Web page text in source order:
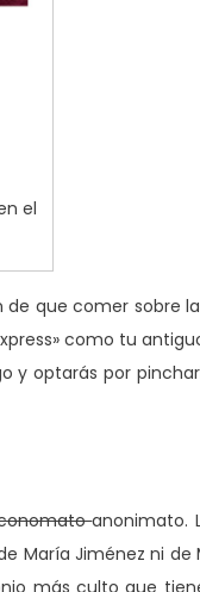
el
de que comer sobre
como tu
y optarás por
anonimato.
María Jiménez ni de